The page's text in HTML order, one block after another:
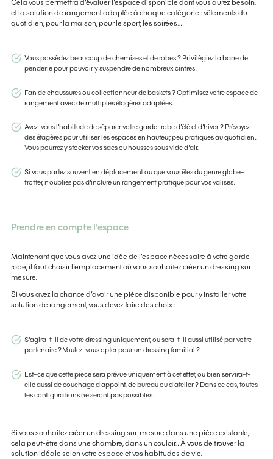
Cela vous permettra d’évaluer l’espace disponible dont vous aurez besoin,
et la solution de rangement adaptée à chaque catégorie : vêtements du
quotidien, pour la maison, pour le sport, les soirées…
Vous possédez beaucoup de chemises et de robes ? Privilégiez la barre de
penderie pour pouvoir y suspendre de nombreux cintres.
Fan de chaussures ou collectionneur de baskets ? Optimisez votre espace de
rangement avec de multiples étagères adaptées.
Avez-vous l’habitude de séparer votre garde-robe d’été et d’hiver ? Prévoyez
des étagères pour utiliser les espaces en hauteur, peu pratiques au quotidien.
Vous pourrez y stocker vos sacs ou housses sous vide d’air.
Si vous partez souvent en déplacement ou que vous êtes du genre globe-
trotter, n’oubliez pas d’inclure un rangement pratique pour vos valises.
Prendre en compte l’espace
Maintenant que vous avez une idée de l’espace nécessaire à votre garde-
robe, il faut choisir l’emplacement où vous souhaitez créer un dressing sur
mesure.
Si vous avez la chance d’avoir une pièce disponible pour y installer votre
solution de rangement, vous devez faire des choix :
S’agira-t-il de votre dressing uniquement, ou sera-t-il aussi utilisé par votre
partenaire ? Voulez-vous opter pour un dressing familial ?
Est-ce que cette pièce sera prévue uniquement à cet effet, ou bien servira-t-
elle aussi de couchage d’appoint, de bureau ou d’atelier ? Dans ce cas, toutes
les configurations ne seront pas possibles.
Si vous souhaitez créer un dressing sur-mesure dans une pièce existante,
cela peut-être dans une chambre, dans un couloir… À vous de trouver la
solution idéale selon votre espace et vos habitudes de vie.